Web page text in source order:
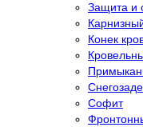
Защита и
Конек
Софит